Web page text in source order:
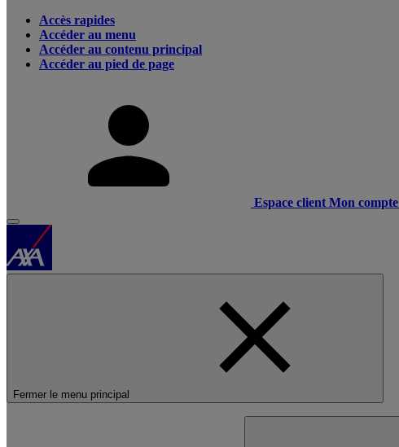
Accès rapides
Accéder au menu
Accéder au contenu principal
Accéder au pied de page
Espace client Mon compte
Fermer le menu principal